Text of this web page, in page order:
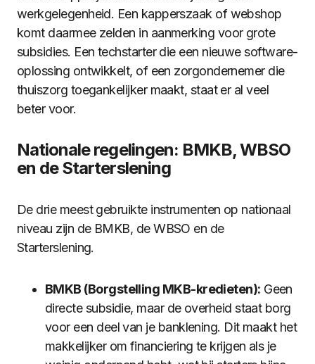
werkgelegenheid. Een kapperszaak of webshop
komt daarmee zelden in aanmerking voor grote
subsidies. Een techstarter die een nieuwe software-
oplossing ontwikkelt, of een zorgondernemer die
thuiszorg toegankelijker maakt, staat er al veel
beter voor.
Nationale regelingen: BMKB, WBSO
en de Starterslening
De drie meest gebruikte instrumenten op nationaal
niveau zijn de BMKB, de WBSO en de
Starterslening.
BMKB (Borgstelling MKB-kredieten): Geen
directe subsidie, maar de overheid staat borg
voor een deel van je banklening. Dit maakt het
makkelijker om financiering te krijgen als je